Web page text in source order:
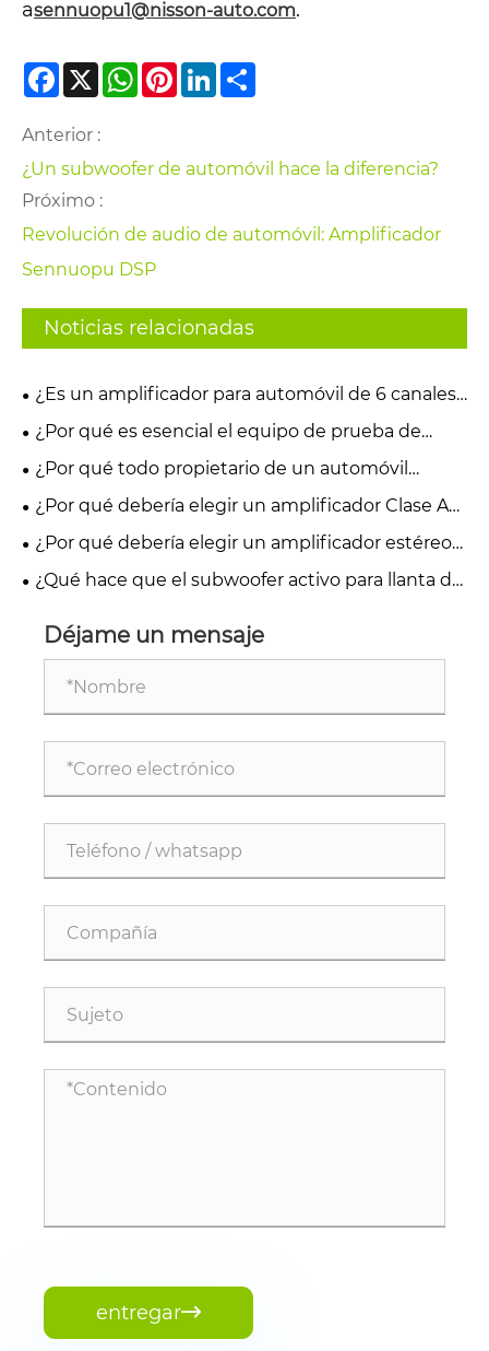
asennuopu1@nisson-auto.com.
Facebook
X WhatsApp
PinterestLinkedIn
Anterior :
¿Un subwoofer de automóvil hace la diferencia?
Próximo :
Revolución de audio de automóvil: Amplificador
Sennuopu DSP
Noticias relacionadas
¿Es un amplificador para automóvil de 6 canales
de alta potencia Clase AB la mejor actualización
para una experiencia de audio premium en el
automóvil?
¿Por qué es esencial el equipo de prueba de
audio para automóviles con analizador acústico de
vehículos para las pruebas modernas de calidad
del sonido en automóviles?
¿Por qué todo propietario de un automóvil
debería considerar instalar un amplificador DSP
para automóvil de Sennuopu?
¿Por qué debería elegir un amplificador Clase AB
de 4 canales para automóvil para obtener una
calidad de sonido superior?
¿Por qué debería elegir un amplificador estéreo
para automóvil de 4 canales de alta potencia Clase
AB para su vehículo?
¿Qué hace que el subwoofer activo para llanta de
el sistema de audio de su automóvil?
Déjame un mensaje
entregar